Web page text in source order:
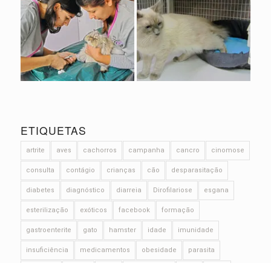
ETIQUETAS
artrite aves cachorros campanha cancro cinomose
consulta contágio crianças cão desparasitação
diabetes diagnóstico diarreia Dirofilariose esgana
esterilização exóticos facebook formação
gastroenterite gato hamster idade imunidade
insuficiência medicamentos obesidade parasita